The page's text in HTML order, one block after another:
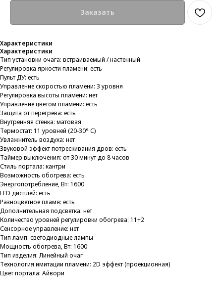
Заказать
Характеристики
Характеристики
Тип установки очага: встраиваемый / настенный
Регулировка яркости пламени: есть
Пульт ДУ: есть
Управление скоростью пламени: 3 уровня
Регулировка высоты пламени: нет
Управление цветом пламени: есть
Защита от перегрева: есть
Внутренняя стенка: матовая
Термостат: 11 уровней (20-30° С)
Увлажнитель воздуха: нет
Звуковой эффект потрескивания дров: есть
Таймер выключения: от 30 минут до 8 часов
Стиль портала: кантри
Возможность обогрева: есть
Энергопотребление, Вт: 1600
LED дисплей: есть
Разноцветное пламя: есть
Дополнительная подсветка: нет
Количество уровней регулировки обогрева: 11+2
Сенсорное управление: нет
Тип ламп: светодиодные лампы
Мощность обогрева, Вт: 1600
Тип изделия: Линейный очаг
Технология имитации пламени: 2D эффект (проекционная)
Цвет портала: Айвори